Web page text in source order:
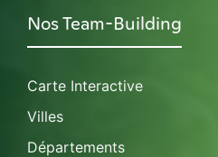
Nos Team-Building
Carte Interactive
Villes
Départements